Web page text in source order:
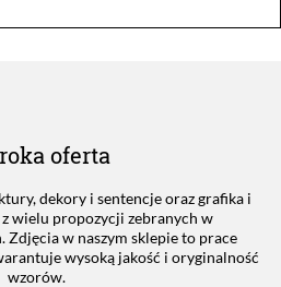
oferta
dekory i sentencje oraz grafika i
wielu propozycji zebranych w
Zdjęcia w naszym sklepie to prace
wysoką jakość i oryginalność
wzorów.